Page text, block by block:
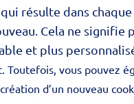
résulte dans
Cela ne
et plus
vous pouvez
d’un nouveau